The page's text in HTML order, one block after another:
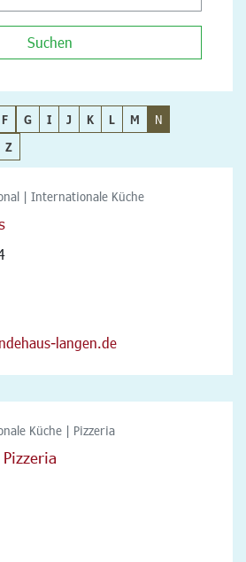
Suchen
F G I J K L M
N
Z
| Internationale Küche
langen.de
Küche | Pizzeria